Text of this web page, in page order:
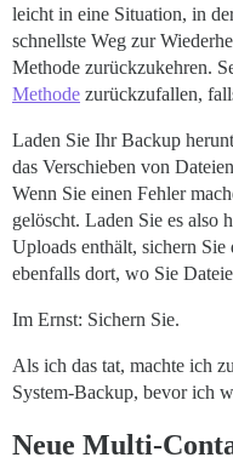
leicht in eine Situation, in
schnellste Weg zur
Methode zurückzukehren.
Methode zurückzufallen,
Laden Sie Ihr Backup
das Verschieben von
Wenn Sie einen Fehler
gelöscht. Laden Sie es also
Uploads enthält, sichern Sie
ebenfalls dort, wo Sie
Im Ernst: Sichern Sie.
Als ich das tat, machte ich
System-Backup, bevor ich
Neue Multi-